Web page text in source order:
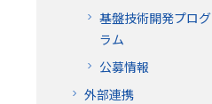
基盤技術開発プログ
ラム
公募情報
外部連携